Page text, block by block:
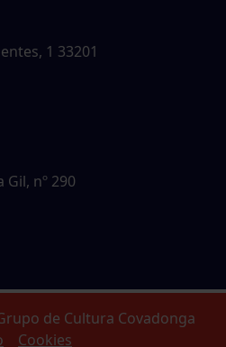
1 33201
Gil, nº 290
de Cultura Covadonga
Cookies